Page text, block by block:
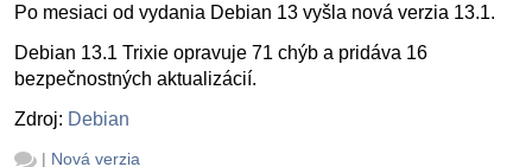
Po mesiaci od vydania Debian 13 vyšla nová verzia 13.1.
Debian 13.1 Trixie opravuje 71 chýb a pridáva 16
bezpečnostných aktualizácií.
Zdroj: Debian
| Nová verzia